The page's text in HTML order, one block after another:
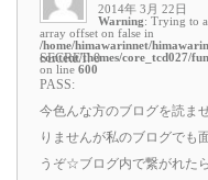
2014年 3月 22日
Warning: Trying to
array offset on false in
/home/himawarinnet/
content/themes/core_tcd027/
on line 600
SECRET: 0
PASS:
今色んな方のブログを読ま
りませんが私のブログでも
うぞ☆ブログ内で繋がれた